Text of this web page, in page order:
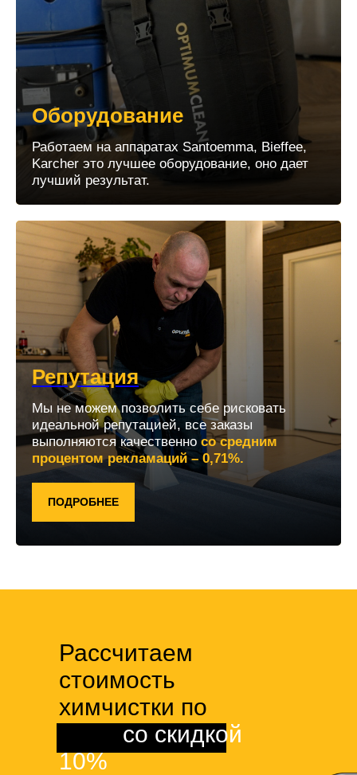
Оборудование
Работаем на аппаратах Santoemma, Bieffee,
Karcher это лучшее оборудование, оно дает
лучший результат.
Репутация
Мы не можем позволить себе рисковать
идеальной репутацией, все заказы
выполняются качественно со средним
процентом рекламаций – 0,71%.
ПОДРОБНЕЕ
Рассчитаем
стоимость
химчистки по
со скидкой
10%